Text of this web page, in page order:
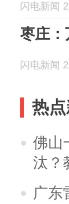
闪电新闻
枣庄：
闪电新闻
热点
佛山
汰？
广东